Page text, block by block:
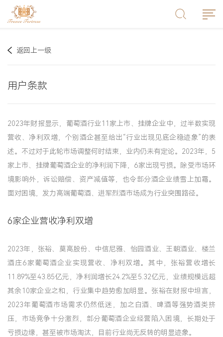
返回上一级
用户条款
2023年财报显示，葡萄酒行业11家上市、挂牌企业中，过半数实现
营收、净利双增，个别酒企甚至给出“行业出现见底企稳迹象”的表
述。不过对于此轮市场调整何时结束，业内仍未有定论。2023年，5
家上市、挂牌葡萄酒企业的净利润下降，6家出现亏损。除受市场环
境影响外，诉讼赔偿、资产减值等，也令部分酒企业绩雪上加霜。
面对困境，发力高端葡萄酒、进军烈酒市场成为行业突围路径。
6家企业营收净利双增
2023年，张裕、莫高股份、中信尼雅、怡园酒业、王朝酒业、楼兰
酒庄6家葡萄酒企业实现营收、净利双增。其中，张裕营收增长
11.89%至43.85亿元，净利润增长24.2%至5.32亿元，业绩规模远超
其余10家企业之和，行业集中趋势愈加明显。张裕在财报中坦言，
2023年葡萄酒市场需求仍然低迷，加之白酒、啤酒等强势酒类挤
压，市场竞争十分激烈，部分葡萄酒企业经营陷入困境，长期处于
亏损边缘，甚至被市场淘汰，目前行业尚无反转的明显迹象。